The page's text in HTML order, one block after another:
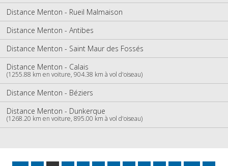
Distance Menton - Rueil Malmaison
Distance Menton - Antibes
Distance Menton - Saint Maur des Fossés
Distance Menton - Calais
(1255.88 km en voiture, 904.38 km à vol d'oiseau)
Distance Menton - Béziers
Distance Menton - Dunkerque
(1268.20 km en voiture, 895.00 km à vol d'oiseau)